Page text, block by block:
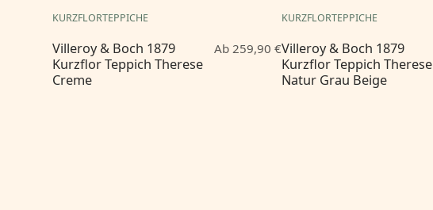
KURZFLORTEPPICHE
Villeroy & Boch 1879
Kurzflor Teppich Therese
Creme
Ab 259,90 €
KURZFLORTEPPICHE
Villeroy & Boch 1879
Kurzflor Teppich Therese
Natur Grau Beige